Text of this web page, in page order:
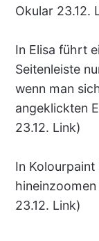
Okular 23.12.
In Elisa führt
Seitenleiste
wenn man
angeklickten
23.12. Link)
In
23.12. Link)